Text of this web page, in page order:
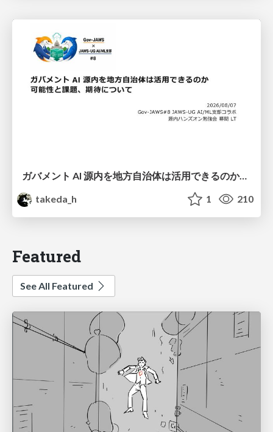
ガバメント AI 源内を地方自治体は活用できるのか 可能性と課題、期待について
takeda_h
1 210
Featured
See All Featured